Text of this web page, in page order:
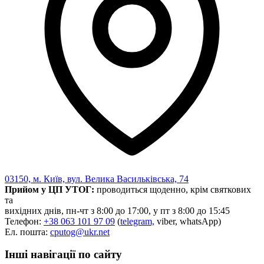
Хмельницька область
Черкаська область
Чернівецька область
Чернігівська область
Особи відповідальні за контактування з
питань укладення договорів
Вивчаємо жестову мову
Дитяча сторінка
Новини про жестову мову
Ресурс для вивчення жестових мов різних країн
Про шахрайські схеми
ВІКТОРИНА
На допомогу військовим
Медична термінологія жестовою мовою
Статут УТОГ
Нормативна база УТОГ
03150, м. Київ, вул. Велика Васильківська, 74
Прийом у ЦП УТОГ: проводиться щоденно, крім святкових
та
вихідних днів, пн-чт з 8:00 до 17:00, у пт з 8:00 до 15:45
Телефон: +38 063 101 97 09 (telegram, viber, whatsApp)
Ел. пошта: cputog@ukr.net
Інші навігації по сайту